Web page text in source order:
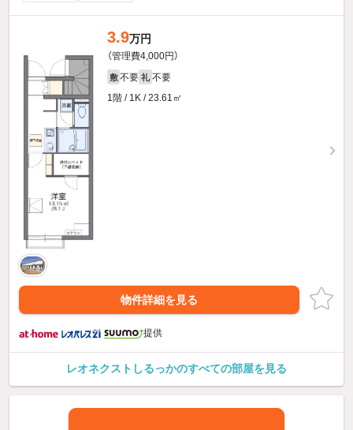
3.9万円
（管理費4,000円）
敷 不要 礼 不要
1階 / 1K / 23.61㎡
物件詳細を見る
提供
レオネクストしるっかのすべての部屋を見る